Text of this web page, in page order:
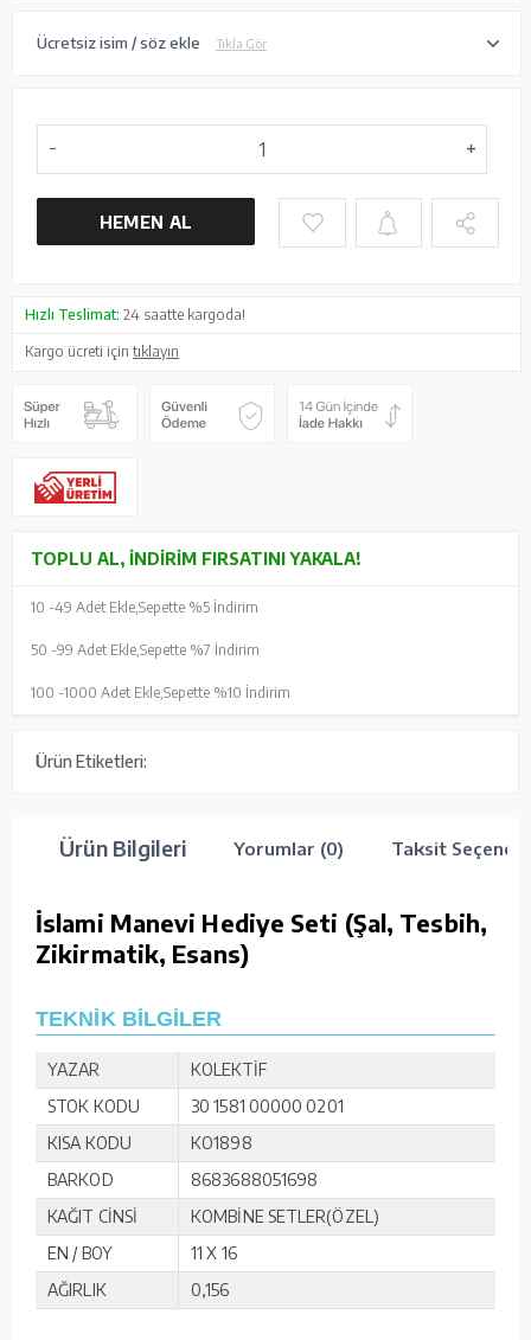
Ücretsiz isim / söz ekle Tıkla Gör
HEMEN AL
Hızlı Teslimat: 24 saatte kargoda!
Kargo ücreti içintıklayın
TOPLU AL, İNDIRIM FIRSATINI YAKALA!
10 -49 Adet Ekle, Sepette %5 İndirim
50 -99 Adet Ekle, Sepette %7 İndirim
100 -1000 Adet Ekle, Sepette %10 İndirim
Ürün Etiketleri:
Ürün Bilgileri Yorumlar (0) Taksit
İslami Manevi Hediye Seti (Şal, Tesbih,
Zikirmatik, Esans)
TEKNİK BİLGİLER
YAZAR
KOLEKTİF
STOK KODU
30 1581 00000 0201
KISA KODU
KO1898
BARKOD
8683688051698
KAĞIT CİNSİ
KOMBİNE SETLER(ÖZEL)
EN / BOY
11 X 16
AĞIRLIK
0,156